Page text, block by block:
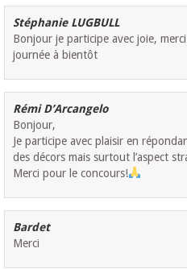
Stéphanie LUGBULL
Bonjour je participe avec joie,
journée à bientôt
Rémi D’Arcangelo
Bonjour,
Je participe avec plaisir en
des décors mais surtout l’aspect
Merci pour le concours!
Bardet
Merci